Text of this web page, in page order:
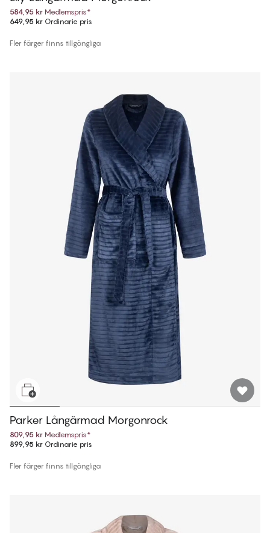
584,95 kr Medlemspris*
649,95 kr Ordinarie pris
Fler färger finns tillgängliga
Parker Långärmad Morgonrock
809,95 kr Medlemspris*
899,95 kr Ordinarie pris
Fler färger finns tillgängliga